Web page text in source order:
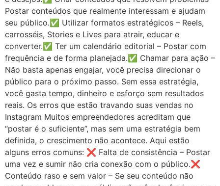
Postar conteúdos que realmente interessam e ajudam
seu público.✅ Utilizar formatos estratégicos – Reels,
carrosséis, Stories e Lives para atrair, educar e
converter.✅ Ter um calendário editorial – Postar com
frequência e de forma planejada.✅ Chamar para ação –
Não basta apenas engajar, você precisa direcionar o
público para o próximo passo. Sem essa estratégia,
você gasta tempo, dinheiro e esforço sem resultados
reais. Os erros que estão travando suas vendas no
Instagram Muitos empreendedores acreditam que
“postar é o suficiente”, mas sem uma estratégia bem
definida, o crescimento não acontece. Aqui estão
alguns erros comuns: ❌ Falta de consistência – Postar
uma vez e sumir não cria conexão com o público.❌
Conteúdo raso e sem valor – Se seu conteúdo não